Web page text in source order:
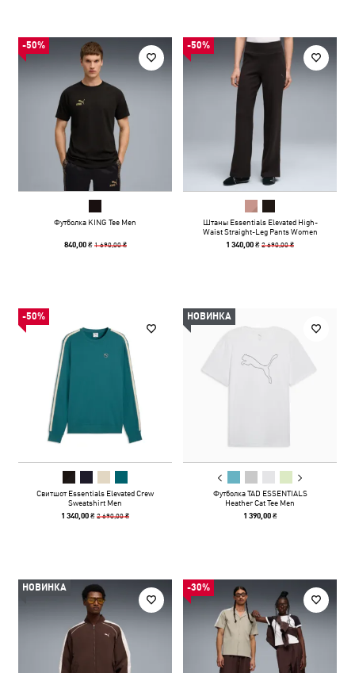
-50%
Футболка KING Tee Men
840,00 ₴ 1 690,00 ₴
-50%
Штаны Essentials Elevated High-
Waist Straight-Leg Pants Women
1 340,00 ₴2 690,00 ₴
-50%
Свитшот Essentials Elevated Crew
Sweatshirt Men
1 340,00 ₴2 690,00 ₴
НОВИНКА
Футболка TAD ESSENTIALS
Heather Cat Tee Men
1 390,00 ₴
НОВИНКА -30%